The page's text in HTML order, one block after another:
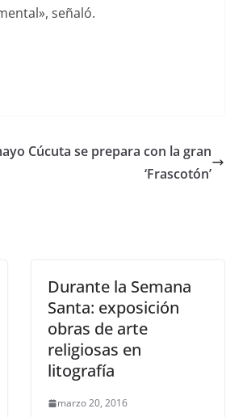
señaló.
Cúcuta se prepara con la gran
‘Frascotón’
Durante la Semana
Santa: exposición
obras de arte
religiosas en
litografía
marzo 20, 2016